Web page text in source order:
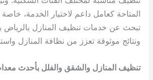
المتاحة كعامل داعم لاختيار الخدمة،
تبحث عن خدمات تنظيف المنازل بالرياض
ونتائج موثوقة تعزز من نظافة المنازل
تنظيف المنازل والشقق والفلل بأحدث